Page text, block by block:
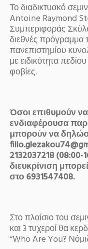
Το διαδικτυακό
Antoine Raymond
Συμπεριφοράς
διεθνές πρόγραμμα
πανεπιστημίου
με ειδικότητα
φοβίες.
Όσοι επιθυμούν
ενδιαφέρουσα
μπορούν να
2132037218 (08:00-
διευκρίνιση
στο 6931547408.
Στο πλαίσιο του
και 3 τυχεροί θα
“Who Are You?